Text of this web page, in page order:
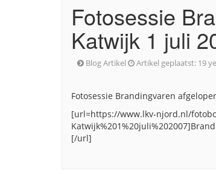
Fotosessie
Katwijk 1 juli
Blog Artikel Artikel geplaatst: 19
Fotosessie Brandingvaren
[url=https://www.lkv-njord.nl/
[/url]